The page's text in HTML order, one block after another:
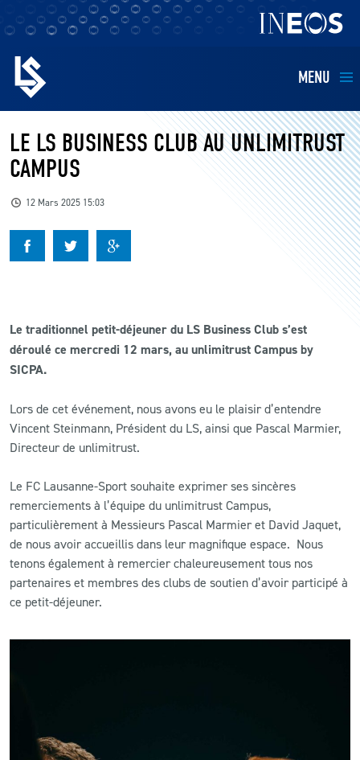
MENU
EQUIPES
BILLETTERIE
KIDS
RESTAURATION
CONTACT
ACTUALITÉS
L’APP DU LS
LS ACADEMY CAMPS
LE LS BUSINESS CLUB AU UNLIMITRUST
CAMPUS
12 Mars 2025 15:03
Le traditionnel petit-déjeuner du LS Business Club s’est
déroulé ce mercredi 12 mars, au unlimitrust Campus by
SICPA.
Lors de cet événement, nous avons eu le plaisir d’entendre
Vincent Steinmann, Président du LS, ainsi que Pascal Marmier,
Directeur de unlimitrust.
Le FC Lausanne-Sport souhaite exprimer ses sincères
remerciements à l’équipe du unlimitrust Campus,
particulièrement à Messieurs Pascal Marmier et David Jaquet,
de nous avoir accueillis dans leur magnifique espace. Nous
tenons également à remercier chaleureusement tous nos
partenaires et membres des clubs de soutien d’avoir participé à
ce petit-déjeuner.